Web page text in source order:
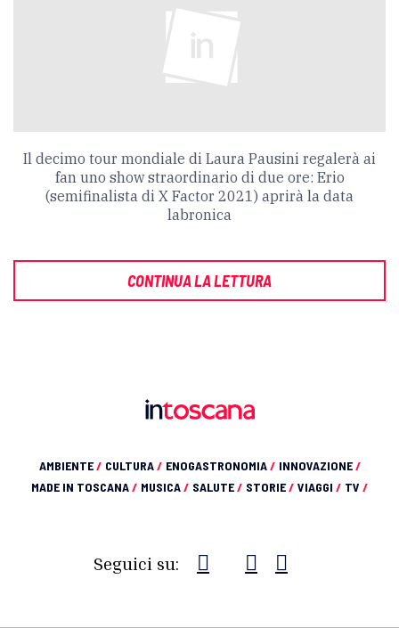
Il decimo tour mondiale di Laura Pausini regalerà ai
fan uno show straordinario di due ore: Erio
(semifinalista di X Factor 2021) aprirà la data
labronica
CONTINUA LA LETTURA
AMBIENTE/ CULTURA/ ENOGASTRONOMIA/ INNOVAZIONE/
MADE IN TOSCANA/ MUSICA/ SALUTE/ STORIE/ VIAGGI / TV /
Seguici su: